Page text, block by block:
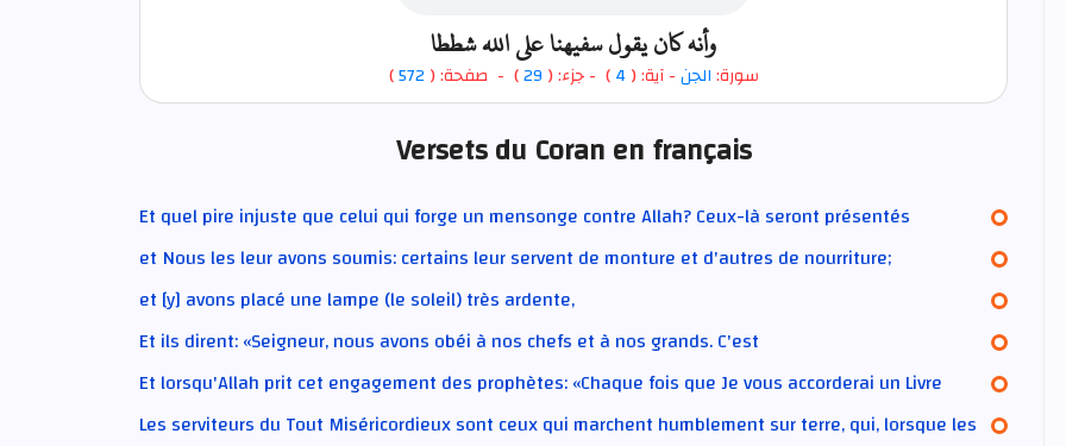
وأنه كان يقول سفيهنا على الله شططا
سورة:الجن- آية: ( 4
) - جزء: (29) - صفحة: ( 572
)
Versets du Coran en français
Et quel pire injuste que celui qui forge un mensonge contre Allah? Ceux-là seront présentés
et Nous les leur avons soumis: certains leur servent de monture et d'autres de nourriture;
et [y] avons placé une lampe (le soleil) très ardente,
Et ils dirent: «Seigneur, nous avons obéi à nos chefs et à nos grands. C'est
Et lorsqu'Allah prit cet engagement des prophètes: «Chaque fois que Je vous accorderai un Livre
Les serviteurs du Tout Miséricordieux sont ceux qui marchent humblement sur terre, qui, lorsque les